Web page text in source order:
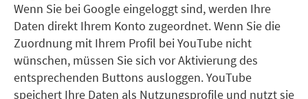
Wenn Sie bei Google eingeloggt sind, werden Ihre
Daten direkt Ihrem Konto zugeordnet. Wenn Sie die
Zuordnung mit Ihrem Profil bei YouTube nicht
wünschen, müssen Sie sich vor Aktivierung des
entsprechenden Buttons ausloggen. YouTube
speichert Ihre Daten als Nutzungsprofile und nutzt sie